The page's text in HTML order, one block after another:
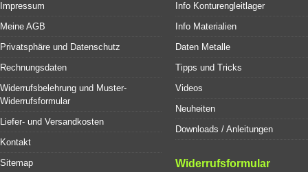
Impressum
Meine AGB
Privatsphäre und Datenschutz
Rechnungsdaten
Widerrufsbelehrung und Muster-
Widerrufsformular
Liefer- und Versandkosten
Kontakt
Sitemap
Info Konturengleitlager
Info Materialien
Daten Metalle
Tipps und Tricks
Videos
Neuheiten
Downloads / Anleitungen
Widerrufsformular